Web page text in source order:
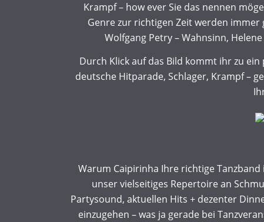
Krampf – how ever Sie das nennen
Genre zur richtigen Zeit werden immer
Wolfgang Petry – Wahnsinn,
Durch Klick auf das Bild kommt ihr zu
deutsche Hitparade, Schlager, Krampf –
Warum Caipirinha Ihre richtige
unser vielseitiges Repertoire an
Partysound, aktuellen Hits + dezenter
einzugehen – was ja gerade bei